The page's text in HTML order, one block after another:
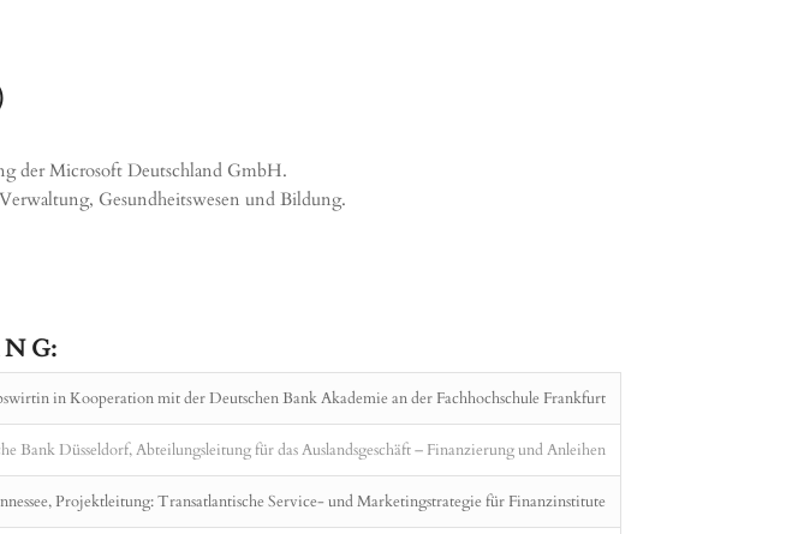
der Microsoft Deutschland GmbH.
Gesundheitswesen und Bildung.
N G:
in Kooperation mit der Deutschen Bank Akademie an der Fachhochschule Frankfurt
Bank Düsseldorf, Abteilungsleitung für das Auslandsgeschäft – Finanzierung und Anleihen
Projektleitung: Transatlantische Service- und Marketingstrategie für Finanzinstitute